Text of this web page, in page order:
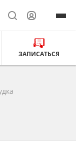
ЗАПИСАТЬСЯ